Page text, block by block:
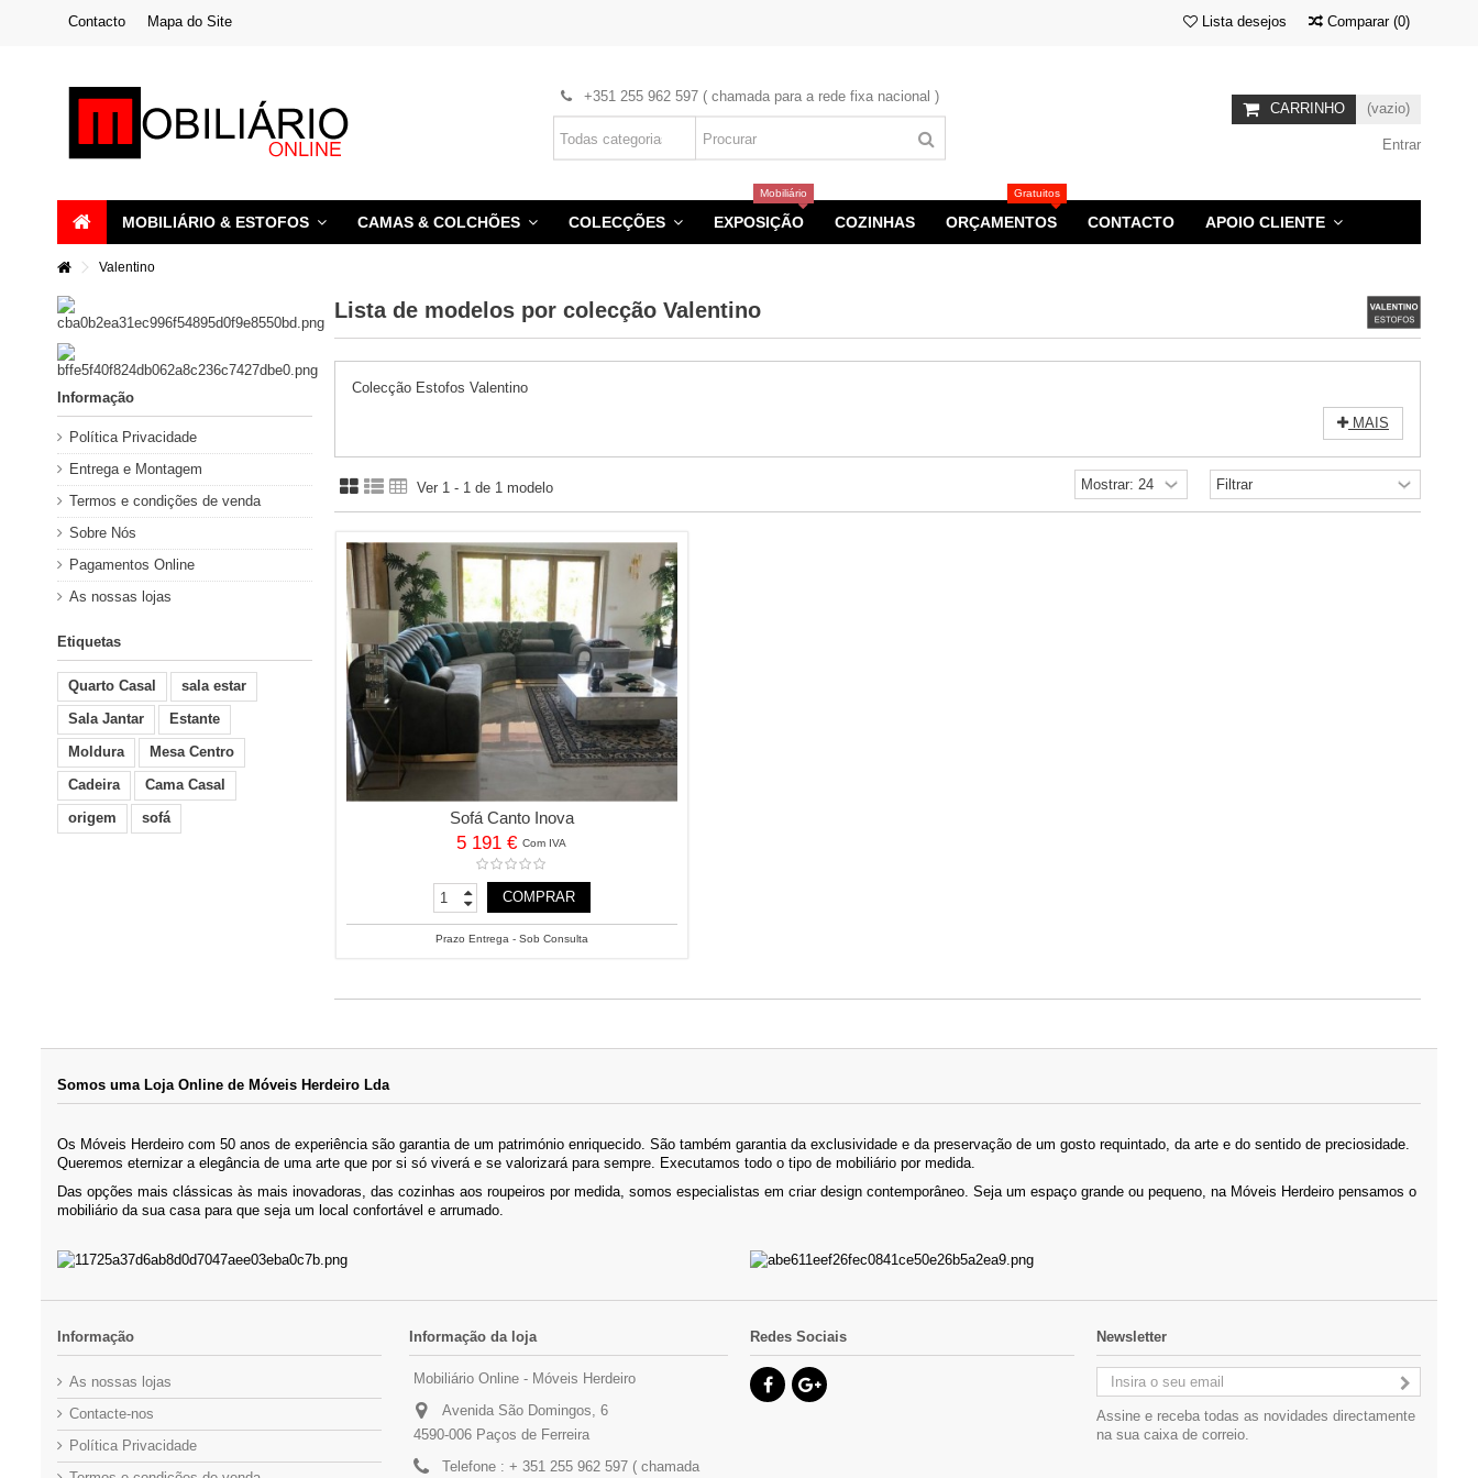
Contacto Mapa do Site Comparar (0)
Lista desejos
+351 255 962 597 ( chamada para a rede fixa nacional )
CARRINHO (vazio)
Entrar
MOBILIÁRIO & ESTOFOS CAMAS & COLCHÕES COLECÇÕES EXPOSIÇÃO
Mobiliário
COZINHAS ORÇAMENTOS
Gratuitos
CONTACTO APOIO CLIENTE
Valentino
Informação
Política Privacidade
Entrega e Montagem
Termos e condições de venda
Sobre Nós
Pagamentos Online
As nossas lojas
Etiquetas
Quarto Casal
sala estar
Sala Jantar
Estante
Moldura
Mesa Centro
Cadeira
Cama Casal
origem
sofá
Lista de modelos por colecção Valentino
Colecção Estofos Valentino
MAIS
Ver 1 - 1 de 1 modelo
Sofá Canto Inova
5 191 €Com IVA
COMPRAR
Prazo Entrega - Sob Consulta
Somos uma Loja Online de Móveis Herdeiro Lda
Os Móveis Herdeiro com 50 anos de experiência são garantia de um património enriquecido. São também garantia da exclusividade e da preservação de um gosto requintado, da arte e do sentido de preciosidade.
Queremos eternizar a elegância de uma arte que por si só viverá e se valorizará para sempre. Executamos todo o tipo de mobiliário por medida.
Das opções mais clássicas às mais inovadoras, das cozinhas aos roupeiros por medida, somos especialistas em criar design contemporâneo. Seja um espaço grande ou pequeno, na Móveis Herdeiro pensamos o
mobiliário da sua casa para que seja um local confortável e arrumado.
Informação
As nossas lojas
Contacte-nos
Política Privacidade
Informação da loja
Mobiliário Online - Móveis Herdeiro
Avenida São Domingos, 6
4590-006 Paços de Ferreira
Telefone : + 351 255 962 597 ( chamada
Redes Sociais Newsletter
Assine e receba todas as novidades directamente
na sua caixa de correio.